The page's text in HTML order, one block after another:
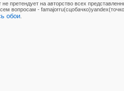
не претендует на авторство всех
вопросам -
обои